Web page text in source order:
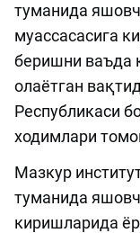
туманида
муассасасига
беришни ваъда
олаётган
Республикаси
ходимлари
Мазкур
туманида
киришларида